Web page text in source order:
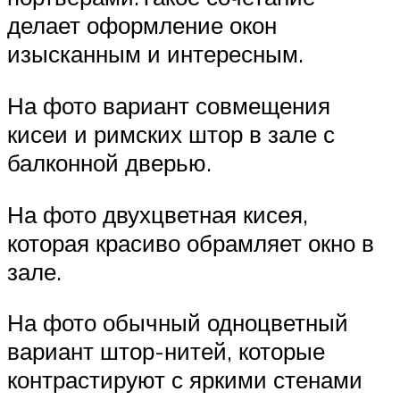
делает оформление окон
изысканным и интересным.
На фото вариант совмещения
кисеи и римских штор в зале с
балконной дверью.
На фото двухцветная кисея,
которая красиво обрамляет окно в
зале.
На фото обычный одноцветный
вариант штор-нитей, которые
контрастируют с яркими стенами